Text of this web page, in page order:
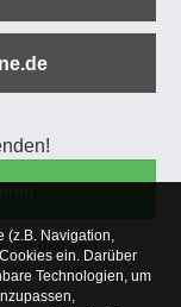
(z.B. Navigation,
ein. Darüber
Technologien, um